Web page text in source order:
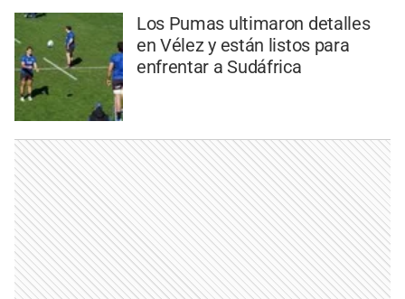
Los Pumas ultimaron detalles
en Vélez y están listos para
enfrentar a Sudáfrica